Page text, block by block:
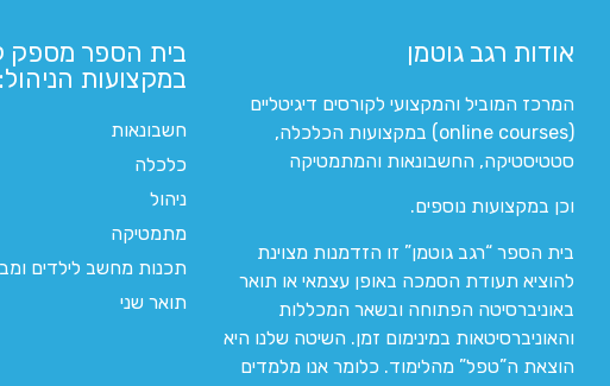
אודות רגב גוטמן
המרכז המוביל והמקצועי לקורסים דיגיטליים
(online courses) במקצועות הכלכלה,
סטטיסטיקה, החשבונאות והמתמטיקה
וכן במקצועות נוספים.
בית הספר “רגב גוטמן” זו הזדמנות מצוינת
להוציא תעודת הסמכה באופן עצמאי או תואר
באוניברסיטה הפתוחה ובשאר המכללות
והאוניברסיטאות במינימום זמן. השיטה שלנו היא
הוצאת ה”טפל” מהלימוד. כלומר אנו מלמדים
בית הספר מספק
במקצועות הניהול:
חשבונאות
כלכלה
ניהול
מתמטיקה
תכנות מחשב לילדים
תואר שני